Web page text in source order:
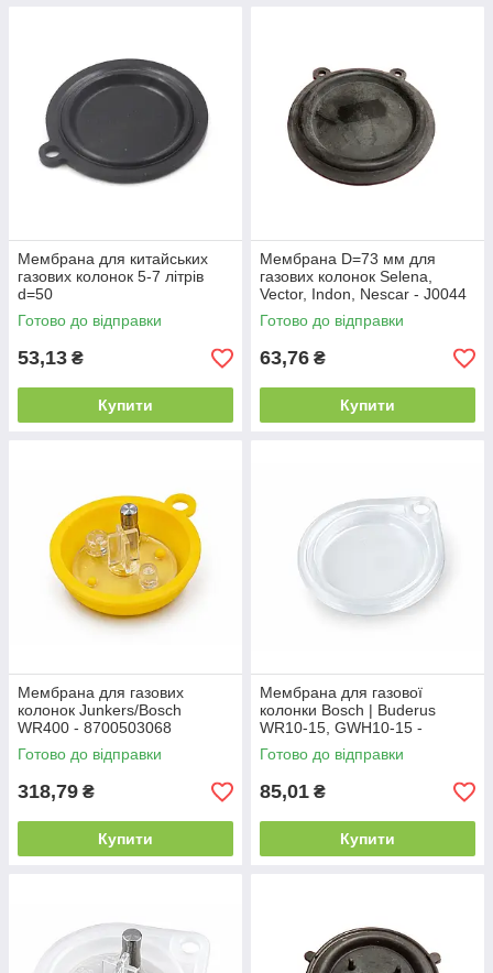
Мембрана для китайських
газових колонок 5-7 літрів
d=50
Готово до відправки
53,13 ₴
Купити
Мембрана D=73 мм для
газових колонок Selena,
Vector, Indon, Nescar - J0044
Готово до відправки
63,76 ₴
Купити
Мембрана для газових
колонок Junkers/Bosch
WR400 - 8700503068
Готово до відправки
318,79 ₴
Купити
Мембрана для газової
колонки Bosch | Buderus
WR10-15, GWH10-15 -
8738709315
Готово до відправки
85,01 ₴
Купити